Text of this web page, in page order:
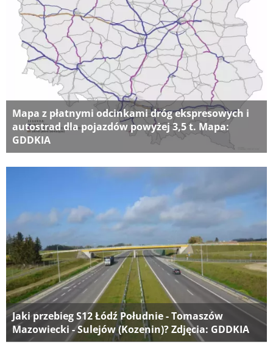
Mapa z płatnymi odcinkami dróg ekspresowych i
autostrad dla pojazdów powyżej 3,5 t. Mapa:
GDDKIA
Jaki przebieg S12 Łódź Południe - Tomaszów
Mazowiecki - Sulejów (Kozenin)? Zdjęcia: GDDKIA